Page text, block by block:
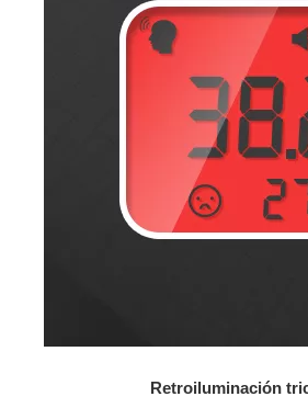
Retroiluminación